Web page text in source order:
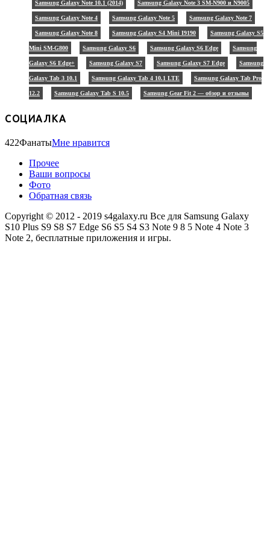
Samsung Galaxy Note 10.1 (2014) Samsung Galaxy Note 3 SM-N900 и N9005
Samsung Galaxy Note 4 Samsung Galaxy Note 5 Samsung Galaxy Note 7
Samsung Galaxy Note 8 Samsung Galaxy S4 Mini I9190 Samsung Galaxy S5
Mini SM-G800 Samsung Galaxy S6 Samsung Galaxy S6 Edge Samsung
Galaxy S6 Edge+ Samsung Galaxy S7 Samsung Galaxy S7 Edge Samsung
Galaxy Tab 3 10.1 Samsung Galaxy Tab 4 10.1 LTE Samsung Galaxy Tab Pro
12.2 Samsung Galaxy Tab S 10.5 Samsung Gear Fit 2 — обзор и отзывы
СОЦИАЛКА
422ФанатыМне нравится
Прочее
Ваши вопросы
Фото
Обратная связь
Copyright © 2012 - 2019 s4galaxy.ru Все для Samsung Galaxy
S10 Plus S9 S8 S7 Edge S6 S5 S4 S3 Note 9 8 5 Note 4 Note 3
Note 2, бесплатные приложения и игры.